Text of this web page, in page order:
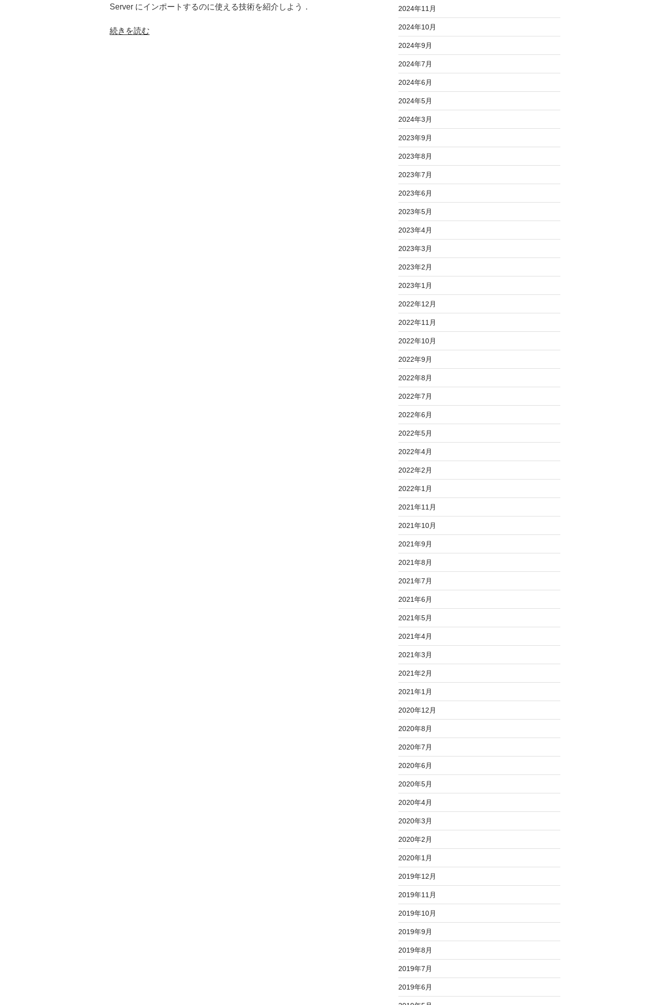
Server にインポートするのに使える技術を紹介しよう．
“第
続きを読む
2024年11月
2024年10月
2024年9月
2024年7月
2024年6月
2024年5月
2024年3月
2023年9月
2023年8月
2023年7月
2023年6月
2023年5月
2023年4月
2023年3月
2023年2月
2023年1月
2022年12月
2022年11月
2022年10月
2022年9月
2022年8月
2022年7月
2022年6月
2022年5月
2022年4月
2022年2月
2022年1月
2021年11月
2021年10月
2021年9月
2021年8月
2021年7月
2021年6月
2021年5月
2021年4月
2021年3月
2021年2月
2021年1月
2020年12月
2020年8月
2020年7月
2020年6月
2020年5月
2020年4月
2020年3月
2020年2月
2020年1月
2019年12月
2019年11月
2019年10月
2019年9月
2019年8月
2019年7月
2019年6月